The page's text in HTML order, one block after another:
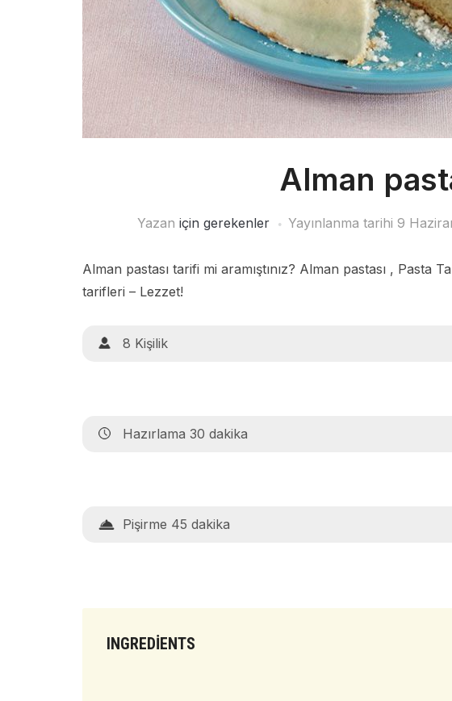
Alman
Yazan için gerekenler Yayınlanma tarihi 9
Alman pastası tarifi mi aramıştınız? Alman pastası , Pasta
tarifleri – Lezzet!
8 Kişilik
Hazırlama 30 dakika
Pişirme 45 dakika
INGREDIENTS